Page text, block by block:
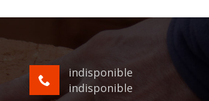
indisponible
indisponible